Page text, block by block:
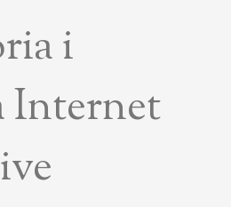
i
Internet